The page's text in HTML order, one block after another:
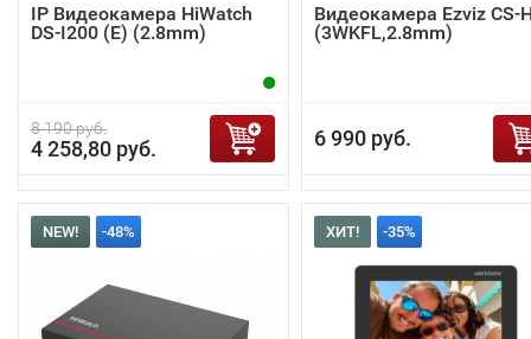
IP Видеокамера HiWatch
DS-I200 (E) (2.8mm)
8 190 руб.
4 258,80 руб.
Видеокамера Ezviz CS-
(3WKFL,2.8mm)
6 990 руб.
NEW! -48% ХИТ! -35%